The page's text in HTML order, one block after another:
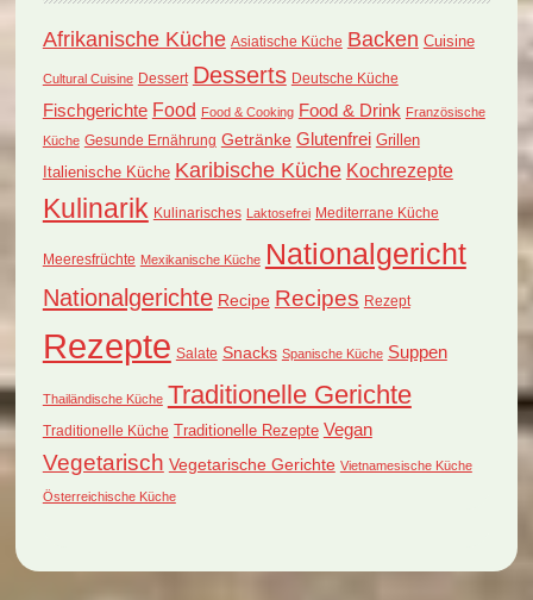
Afrikanische Küche Asiatische Küche Backen Cuisine
Cultural Cuisine Dessert Desserts Deutsche Küche
Fischgerichte Food Food & Cooking Food & Drink Französische
Küche Gesunde Ernährung Getränke Glutenfrei Grillen
Italienische Küche Karibische Küche Kochrezepte
Kulinarik Kulinarisches Laktosefrei Mediterrane Küche
Meeresfrüchte Mexikanische Küche Nationalgericht
Nationalgerichte Recipe Recipes Rezept
Rezepte Salate Snacks Spanische Küche Suppen
Thailändische Küche Traditionelle Gerichte
Traditionelle Küche Traditionelle Rezepte Vegan
Vegetarisch Vegetarische Gerichte Vietnamesische Küche
Österreichische Küche